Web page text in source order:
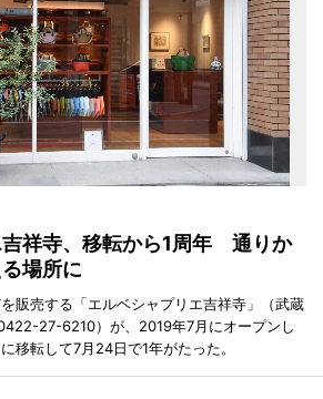
吉祥寺、移転から1周年 通りか
場所に
販売する「エルベシャプリエ吉祥寺」（武蔵
27-6210）が、2019年7月にオープンし
移転して7月24日で1年がたった。